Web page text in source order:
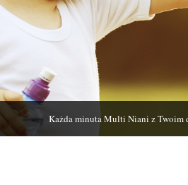
Każda minuta Multi Niani z Twoim